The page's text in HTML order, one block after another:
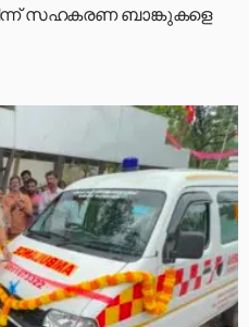
സഹകരണ ബാങ്കുകളെ